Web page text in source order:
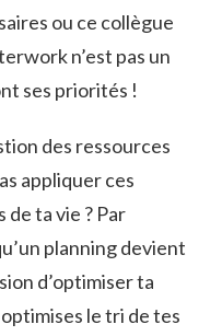
ou ce collègue
n’est pas un
ses priorités !
des ressources
appliquer ces
ta vie ? Par
planning devient
d’optimiser ta
le tri de tes